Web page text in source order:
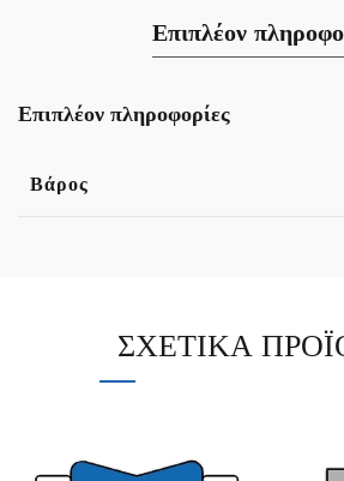
Επιπλέον
Επιπλέον πληροφορίες
Βάρος
ΣΧΕΤΙΚΆ